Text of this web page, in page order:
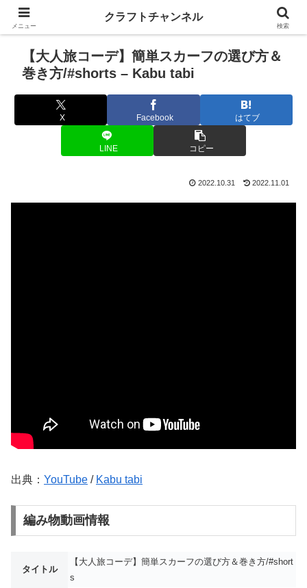
【大人旅コーデ】簡単スカーフの選び方＆
巻き方/#shorts – Kabu tabi
X Facebook はてブ
LINE コピー
2022.10.31 2022.11.01
出典： YouTube / Kabu tabi
編み物動画情報
タイトル
【大人旅コーデ】簡単スカーフの選び方＆巻き方/#short
s
メニュー
クラフトチャンネル
検索